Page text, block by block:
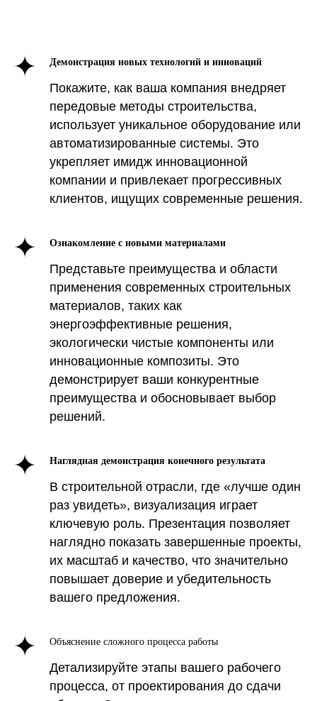
Демонстрация новых технологий и инноваций
Покажите, как ваша компания внедряет
передовые методы строительства,
использует уникальное оборудование или
автоматизированные системы. Это
укрепляет имидж инновационной
компании и привлекает прогрессивных
клиентов, ищущих современные решения.
Ознакомление с новыми материалами
Представьте преимущества и области
применения современных строительных
материалов, таких как
энергоэффективные решения,
экологически чистые компоненты или
инновационные композиты. Это
демонстрирует ваши конкурентные
преимущества и обосновывает выбор
решений.
Наглядная демонстрация конечного результата
В строительной отрасли, где «лучше один
раз увидеть», визуализация играет
ключевую роль. Презентация позволяет
наглядно показать завершенные проекты,
их масштаб и качество, что значительно
повышает доверие и убедительность
вашего предложения.
Объяснение сложного процесса работы
Детализируйте этапы вашего рабочего
процесса, от проектирования до сдачи
представления ценности
презентации, следующая
таблица суммирует